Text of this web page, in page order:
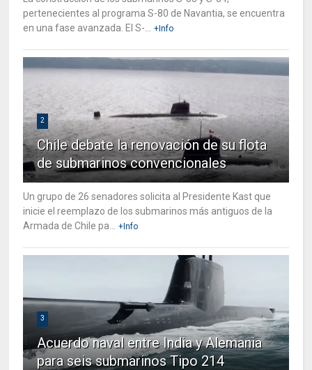
pertenecientes al programa S-80 de Navantia, se encuentra
en una fase avanzada. El S-...
+Info
2
Chile debate la renovación de su flota
de submarinos convencionales
Un grupo de 26 senadores solicita al Presidente Kast que
inicie el reemplazo de los submarinos más antiguos de la
Armada de Chile pa...
+Info
3
Acuerdo naval entre India y Alemania
para seis submarinos Tipo 214